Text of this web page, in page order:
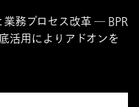
業務プロセス改革 ― BPR
活用によりアドオンを